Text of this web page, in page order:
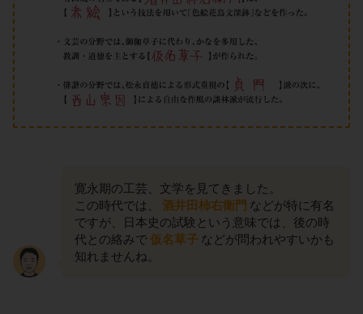
寛永期の工芸、文学を見てきました。
この時代では、
酒井田柿右衛門 などが特に有名
ですが、日本史の試験という意味では、後の時
代との絡みで仮名草子 などが問われやすいかも
知れませんね。